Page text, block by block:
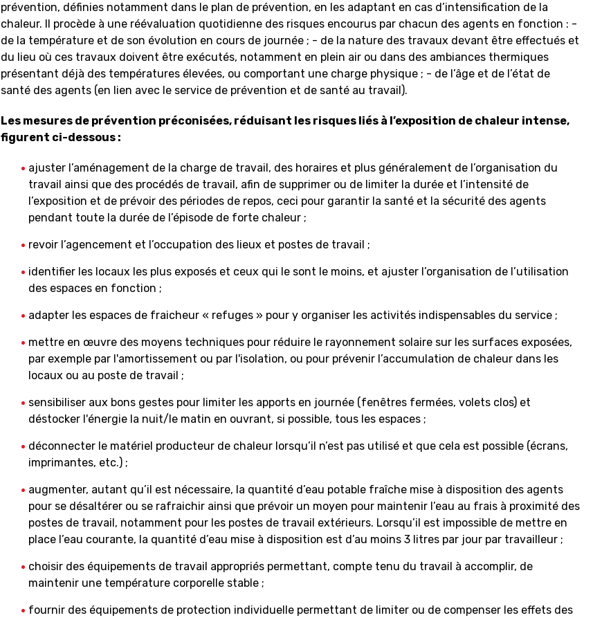
prévention, définies notamment dans le plan de prévention, en les adaptant en cas d’intensification de la
chaleur. Il procède à une réévaluation quotidienne des risques encourus par chacun des agents en fonction : -
de la température et de son évolution en cours de journée ; - de la nature des travaux devant être effectués et
du lieu où ces travaux doivent être exécutés, notamment en plein air ou dans des ambiances thermiques
présentant déjà des températures élevées, ou comportant une charge physique ; - de l’âge et de l’état de
santé des agents (en lien avec le service de prévention et de santé au travail).
Les mesures de prévention préconisées, réduisant les risques liés à l’exposition de chaleur intense,
figurent ci-dessous :
ajuster l’aménagement de la charge de travail, des horaires et plus généralement de l’organisation du
travail ainsi que des procédés de travail, afin de supprimer ou de limiter la durée et l’intensité de
l’exposition et de prévoir des périodes de repos, ceci pour garantir la santé et la sécurité des agents
pendant toute la durée de l’épisode de forte chaleur ;
revoir l’agencement et l’occupation des lieux et postes de travail ;
identifier les locaux les plus exposés et ceux qui le sont le moins, et ajuster l’organisation de l’utilisation
des espaces en fonction ;
adapter les espaces de fraicheur « refuges » pour y organiser les activités indispensables du service ;
mettre en œuvre des moyens techniques pour réduire le rayonnement solaire sur les surfaces exposées,
par exemple par l'amortissement ou par l'isolation, ou pour prévenir l’accumulation de chaleur dans les
locaux ou au poste de travail ;
sensibiliser aux bons gestes pour limiter les apports en journée (fenêtres fermées, volets clos) et
déstocker l'énergie la nuit/le matin en ouvrant, si possible, tous les espaces ;
déconnecter le matériel producteur de chaleur lorsqu’il n’est pas utilisé et que cela est possible (écrans,
imprimantes, etc.) ;
augmenter, autant qu’il est nécessaire, la quantité d’eau potable fraîche mise à disposition des agents
pour se désaltérer ou se rafraichir ainsi que prévoir un moyen pour maintenir l’eau au frais à proximité des
postes de travail, notamment pour les postes de travail extérieurs. Lorsqu’il est impossible de mettre en
place l’eau courante, la quantité d’eau mise à disposition est d’au moins 3 litres par jour par travailleur ;
choisir des équipements de travail appropriés permettant, compte tenu du travail à accomplir, de
maintenir une température corporelle stable ;
fournir des équipements de protection individuelle permettant de limiter ou de compenser les effets des